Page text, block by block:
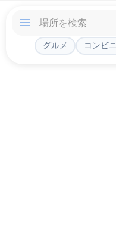
グルメ コンビニ